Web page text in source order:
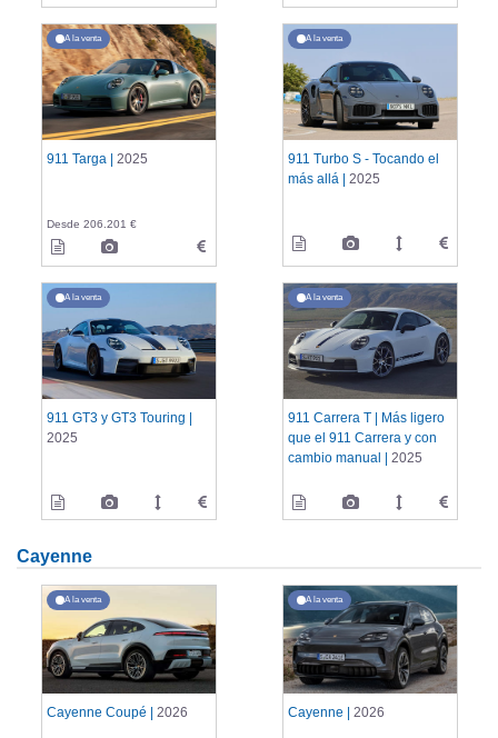
A la venta
911 Targa | 2025
Desde 206.201 €
A la venta
911 Turbo S - Tocando el
más allá | 2025
A la venta
911 GT3 y GT3 Touring |
2025
A la venta
911 Carrera T | Más ligero
que el 911 Carrera y con
cambio manual | 2025
Cayenne
A la venta
Cayenne Coupé | 2026
A la venta
Cayenne | 2026